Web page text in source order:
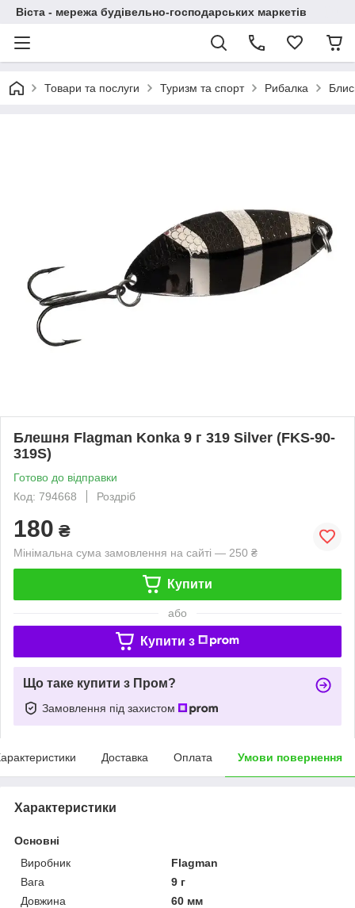
Віста - мережа будівельно-господарських маркетів
Товари та послуги Туризм та спорт Рибалка
Блешня Flagman Konka 9 г 319 Silver (FKS-90-
319S)
Готово до відправки
Код: 794668
Роздріб
180 ₴
Мінімальна сума замовлення на сайті — 250 ₴
Купити
або
Купити з
Що таке купити з Пром?
Замовлення під захистом
Доставка Оплата Умови повернення
Характеристики
Основні
Виробник
Flagman
Вага
9 г
Довжина
60 мм